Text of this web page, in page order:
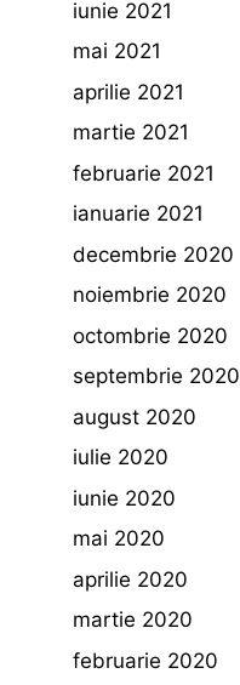
iunie 2021
mai 2021
aprilie 2021
martie 2021
februarie 2021
ianuarie 2021
decembrie 2020
noiembrie 2020
octombrie 2020
septembrie 2020
august 2020
iulie 2020
iunie 2020
mai 2020
aprilie 2020
martie 2020
februarie 2020